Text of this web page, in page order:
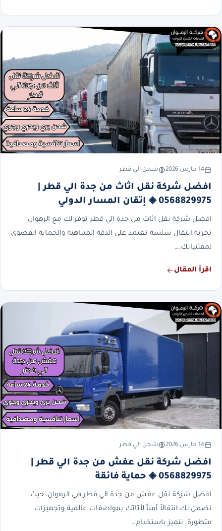
14 مارس 2026 شحن الي قطر
افضل شركة نقل اثاث من جدة الي قطر |
0568829975 ◈ إتقان المسار الدولي
افضل شركة نقل اثاث من جدة الي قطر توفر لك مع الرهوان
تجربة انتقال سلسة تعتمد على الدقة المتناهية والحماية القصوى
لمقتنياتك.…
اقرأ المقال
14 مارس 2026 شحن الي قطر
افضل شركة نقل عفش من جدة الي قطر |
0568829975 ◈ حماية فائقة
افضل شركة نقل عفش من جدة الي قطر هي الرهوان، حيث
نضمن لك انتقالاً آمناً لأثاثك بمواصفات عالمية وتجهيزات
متطورة. نتميز باستخدام…